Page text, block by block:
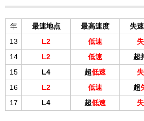
年 最速地点 最高速度
失
13
L2 低速
14
L2 低速
超
15
L4 超低速
16
L2 低速 超
17
L4 超低速